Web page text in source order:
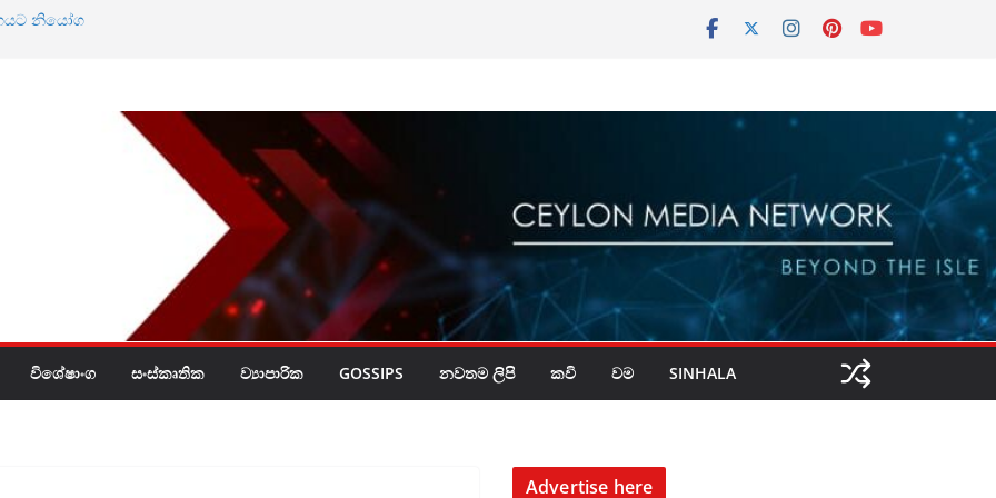
නියෝග
විශේෂාංග සංස්කෘතික ව්‍යාපාරික GOSSIPS නවතම ලිපි කවි වම SINHALA
Advertise here